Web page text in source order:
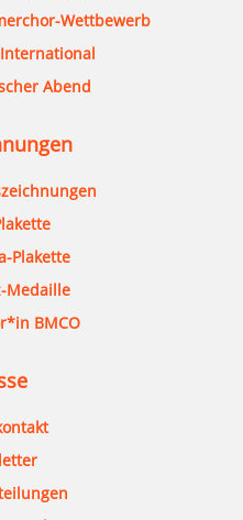
Wettbewerb
Abend
Plakette
Medaille
BMCO